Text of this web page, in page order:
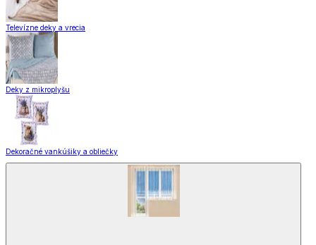
Televízne deky a vrecia
Deky z mikroplyšu
Dekoračné vankúšiky a obliečky